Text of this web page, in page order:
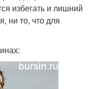
избегать и лишний
ни то, что для